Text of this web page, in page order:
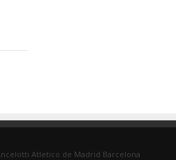
Atletico de Madrid Barcelona